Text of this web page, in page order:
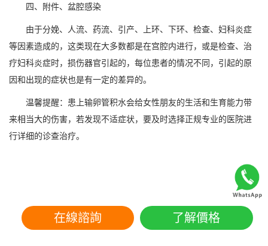
四、附件、盆腔感染
由于分娩、人流、药流、引产、上环、下环、检查、妇科炎症
等因素造成的，这类现在大多数都是在宫腔内进行，或是检查、治
疗妇科炎症时，损伤器官引起的，每位患者的情况不同，引起的原
因和出现的症状也是有一定的差异的。
温馨提醒：患上输卵管积水会给女性朋友的生活和生育能力带
来相当大的伤害，若发现不适症状，要及时选择正规专业的医院进
行详细的诊查治疗。
在線諮詢 了解價格